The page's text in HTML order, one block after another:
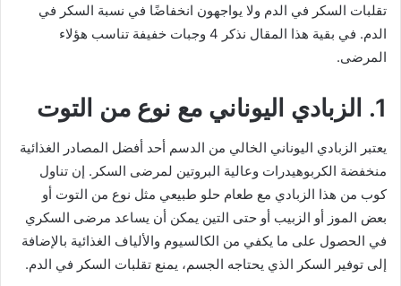
تقلبات السكر في الدم ولا يواجهون انخفاضًا في نسبة السكر في
الدم. في بقية هذا المقال نذكر 4 وجبات خفيفة تناسب هؤلاء
المرضى.
1. الزبادي اليوناني مع نوع من التوت
يعتبر الزبادي اليوناني الخالي من الدسم أحد أفضل المصادر الغذائية
منخفضة الكربوهيدرات وعالية البروتين لمرضى السكر. إن تناول
كوب من هذا الزبادي مع طعام حلو طبيعي مثل نوع من التوت أو
بعض الموز أو الزبيب أو حتى التين يمكن أن يساعد مرضى السكري
في الحصول على ما يكفي من الكالسيوم والألياف الغذائية بالإضافة
إلى توفير السكر الذي يحتاجه الجسم، يمنع تقلبات السكر في الدم.